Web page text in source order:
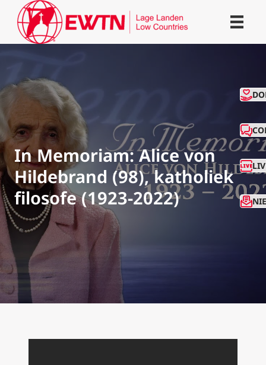
In Memoriam: Alice von
Hildebrand (98), katholiek
filosofe (1923-2022)